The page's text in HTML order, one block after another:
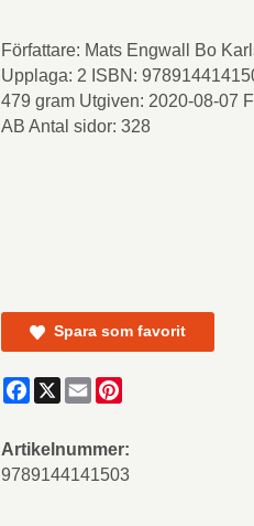
Författare: Mats Engwall Bo
Upplaga: 2 ISBN:
479 gram Utgiven: 2020-08-07
AB Antal sidor: 328
Spara som favorit
Facebook
X Email
Artikelnummer:
9789144141503